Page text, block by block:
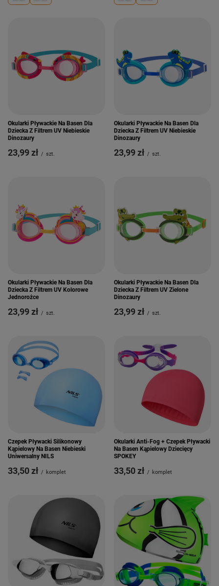
Okularki Pływackie Na Basen Dla
Dziecka Z Filtrem UV Niebieskie
Dinozaury
23,99 zł / szt.
Okularki Pływackie Na Basen Dla
Dziecka Z Filtrem UV Niebieskie
Dinozaury
23,99 zł / szt.
Okularki Pływackie Na Basen Dla
Dziecka Z Filtrem UV Kolorowe
Jednorożce
23,99 zł / szt.
Okularki Pływackie Na Basen Dla
Dziecka Z Filtrem UV Zielone
Dinozaury
23,99 zł / szt.
Czepek Pływacki Silikonowy
Kąpielowy Na Basen Niebieski
Uniwersalny NILS
33,50 zł / komplet
Okularki Anti-Fog + Czepek Pływacki
Na Basen Kąpielowy Dziecięcy
SPOKEY
33,50 zł / komplet